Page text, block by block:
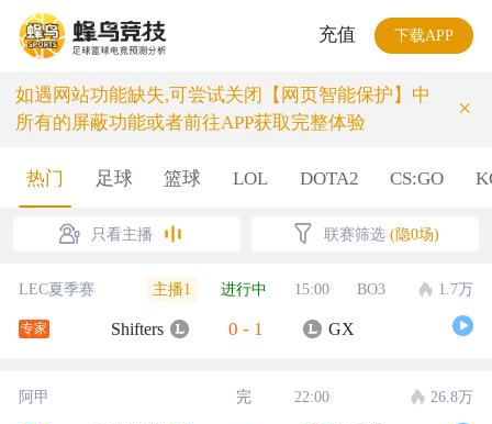
充值 下载APP
如遇网站功能缺失,可尝试关闭【网页智能保护】中
所有的屏蔽功能或者前往APP获取完整体验
×
热门 足球 篮球 LOL DOTA2 CS:GO
只看主播 联赛筛选 (隐0场)
LEC夏季赛 主播1 进行中 15:00 BO3 1.7万
专家 Shifters 0 - 1 GX
阿甲 完 22:00 26.8万